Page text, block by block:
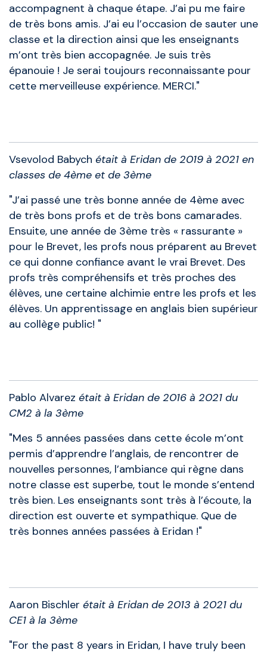
accompagnent à chaque étape. J’ai pu me faire
de très bons amis. J’ai eu l’occasion de sauter une
classe et la direction ainsi que les enseignants
m’ont très bien accopagnée. Je suis très
épanouie ! Je serai toujours reconnaissante pour
cette merveilleuse expérience. MERCI."
Vsevolod Babych était à Eridan de 2019 à 2021 en
classes de 4ème et de 3ème
"J’ai passé une très bonne année de 4ème avec
de très bons profs et de très bons camarades.
Ensuite, une année de 3ème très « rassurante »
pour le Brevet, les profs nous préparent au Brevet
ce qui donne confiance avant le vrai Brevet. Des
profs très compréhensifs et très proches des
élèves, une certaine alchimie entre les profs et les
élèves. Un apprentissage en anglais bien supérieur
au collège public! "
Pablo Alvarez était à Eridan de 2016 à 2021 du
CM2 à la 3ème
"Mes 5 années passées dans cette école m’ont
permis d’apprendre l’anglais, de rencontrer de
nouvelles personnes, l’ambiance qui règne dans
notre classe est superbe, tout le monde s’entend
très bien. Les enseignants sont très à l’écoute, la
direction est ouverte et sympathique. Que de
très bonnes années passées à Eridan !"
Aaron Bischler était à Eridan de 2013 à 2021 du
CE1 à la 3ème
"For the past 8 years in Eridan, I have truly been